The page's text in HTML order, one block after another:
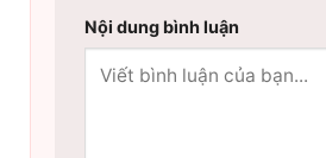
Nội dung bình luận